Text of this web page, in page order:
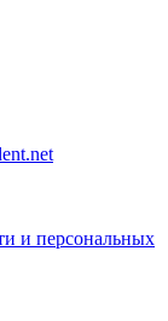
и персональных